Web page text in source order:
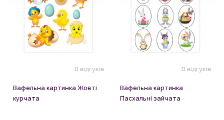
0 відгуків
Вафельна картинка Жовті
курчата
0 відгуків
Вафельна картинка
Пасхальні зайчата